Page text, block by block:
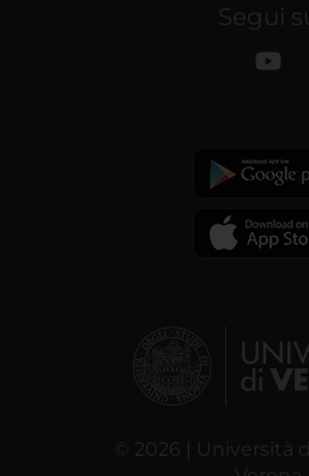
Segui
© 2026 | Università